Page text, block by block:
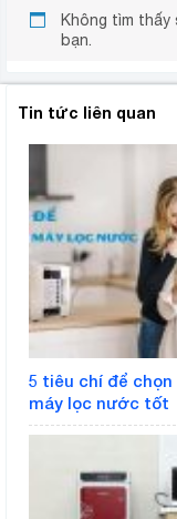
Không tìm
bạn.
Tin tức liên quan
5 tiêu chí để chọn
máy lọc nước tốt